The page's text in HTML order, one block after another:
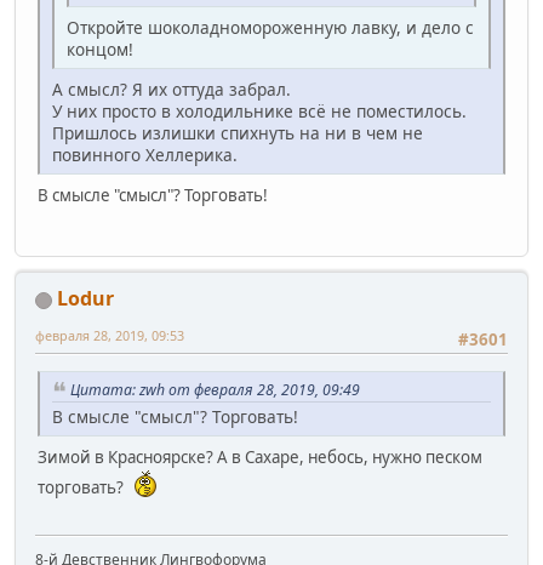
Откройте шоколадномороженную лавку, и дело с
концом!
А смысл? Я их оттуда забрал.
У них просто в холодильнике всё не поместилось.
Пришлось излишки спихнуть на ни в чем не
повинного Хеллерика.
В смысле "смысл"? Торговать!
Lodur
#3601
февраля 28, 2019, 09:53
Цитата: zwh от февраля 28, 2019, 09:49
В смысле "смысл"? Торговать!
Зимой в Красноярске? А в Сахаре, небось, нужно песком
торговать?
8-й Девственник Лингвофорума